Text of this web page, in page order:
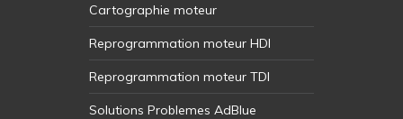
Cartographie moteur
Reprogrammation moteur HDI
Reprogrammation moteur TDI
Solutions Problemes AdBlue